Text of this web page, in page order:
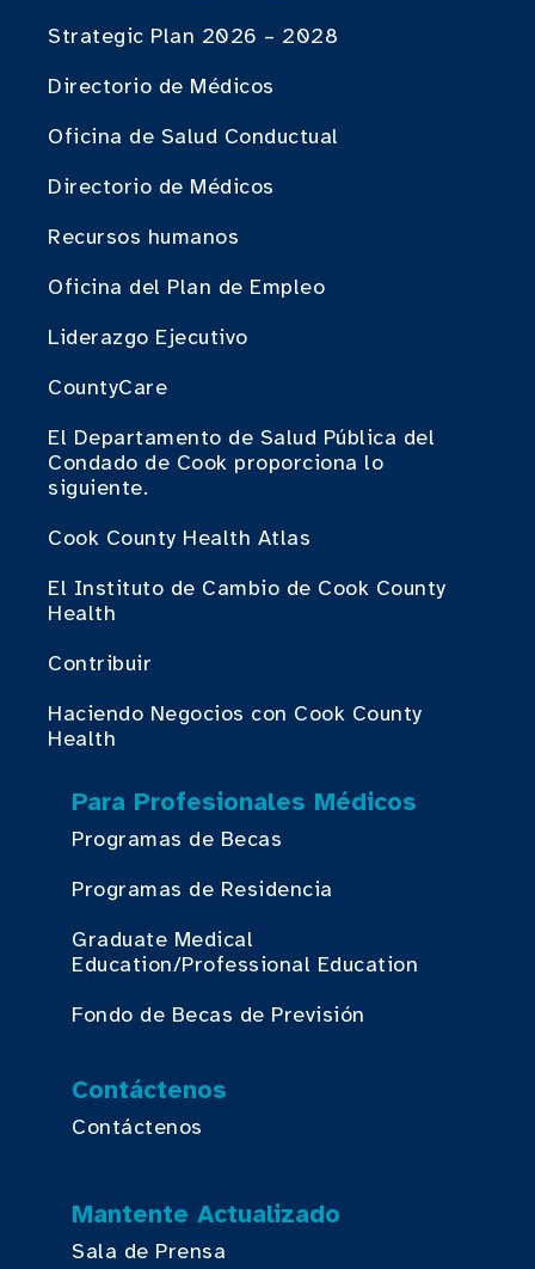
Strategic Plan 2026 – 2028
Directorio de Médicos
Oficina de Salud Conductual
Directorio de Médicos
Recursos humanos
Oficina del Plan de Empleo
Liderazgo Ejecutivo
CountyCare
El Departamento de Salud Pública del
Condado de Cook proporciona lo
siguiente.
Cook County Health Atlas
El Instituto de Cambio de Cook County
Health
Contribuir
Haciendo Negocios con Cook County
Health
Para Profesionales Médicos
Programas de Becas
Programas de Residencia
Graduate Medical
Education/Professional Education
Fondo de Becas de Previsión
Contáctenos
Contáctenos
Mantente Actualizado
Sala de Prensa